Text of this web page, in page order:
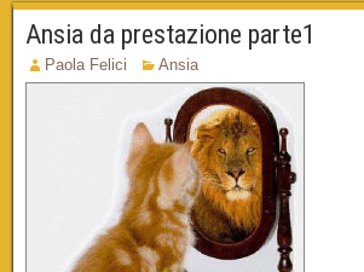
Ansia da prestazione parte1
Paola Felici Ansia